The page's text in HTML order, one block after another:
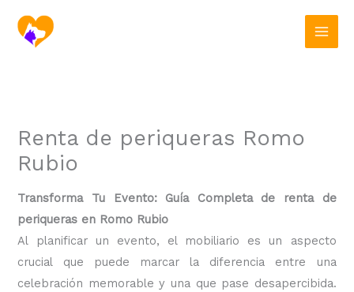
contenido
Renta de periqueras Romo
Rubio
Transforma Tu Evento: Guía Completa de renta de
periqueras en Romo Rubio
Al planificar un evento, el mobiliario es un aspecto
crucial que puede marcar la diferencia entre una
celebración memorable y una que pase desapercibida.